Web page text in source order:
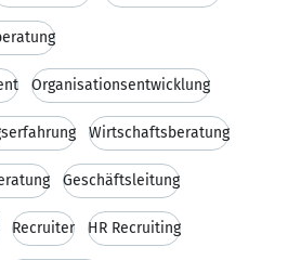
Organisationsentwicklung
Wirtschaftsberatung
Geschäftsleitung
Recruiter HR Recruiting